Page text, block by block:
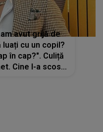
avut grijă de
luați cu un copil?
în cap?". Culiță
Cine l-a scos